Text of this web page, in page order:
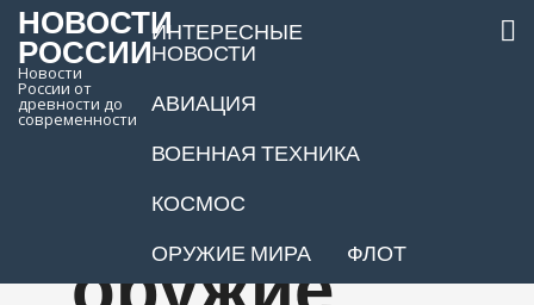
НОВОСТИ
РОССИИ
Новости
России от
древности до
современности
ИНТЕРЕСНЫЕ
НОВОСТИ
АВИАЦИЯ
ВОЕННАЯ ТЕХНИКА
КОСМОС
ОРУЖИЕ МИРА
ФЛОТ
Названо
лучшее
оружие